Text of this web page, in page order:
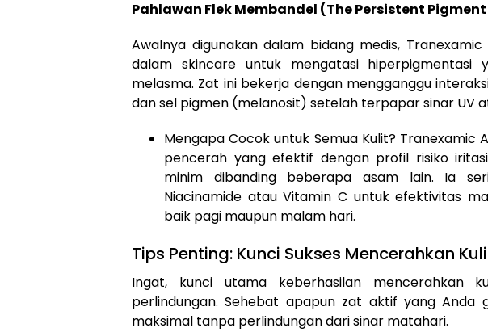
Pahlawan Flek Membandel (The Persistent
Awalnya digunakan dalam bidang medis,
dalam skincare untuk mengatasi hiperpigmentasi
melasma. Zat ini bekerja dengan mengganggu
dan sel pigmen (melanosit) setelah terpapar sinar UV
Mengapa Cocok untuk Semua Kulit? Tranexamic
pencerah yang efektif dengan profil risiko
minim dibanding beberapa asam lain. Ia
Niacinamide atau Vitamin C untuk efektivitas
baik pagi maupun malam hari.
Tips Penting: Kunci Sukses Mencerahkan
Ingat, kunci utama keberhasilan mencerahkan
perlindungan. Sehebat apapun zat aktif yang Anda
maksimal tanpa perlindungan dari sinar matahari.